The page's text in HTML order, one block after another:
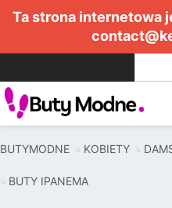
Ta strona internetowa
BUTYMODNE KOBIETY
BUTY IPANEMA